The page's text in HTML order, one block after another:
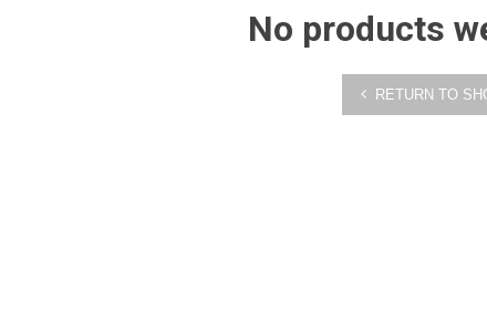
No products
RETURN TO